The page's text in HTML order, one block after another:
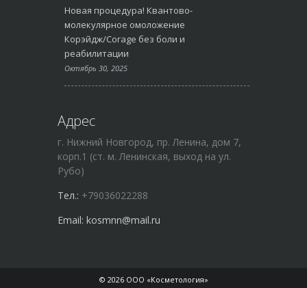
Новая процедура! Квантово-
молекулярное омоложение
Корэйдж/Corage без боли и
реабилитации
Октябрь 30, 2025
Адрес
г. Нижний Новгород, пр. Ленина, дом 7,
корп.1 (ст. м. Ленинская, выход на ул.
Рубо)
Тел.: +79036022288
Email: kosmnn@mail.ru
© 2026 ООО «Косметология»